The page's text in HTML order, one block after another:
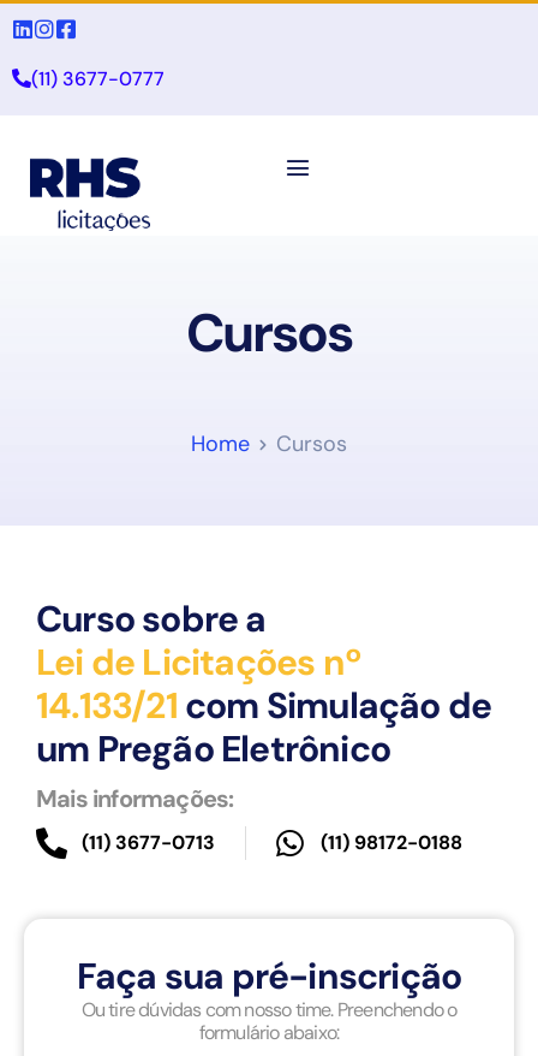
(11) 3677-0777
Cursos
Home Cursos
Curso sobre a
Lei de Licitações nº
14.133/21 com Simulação de
um Pregão Eletrônico
Mais informações:
(11) 3677-0713 (11) 98172-0188
Faça sua pré-inscrição
Ou tire dúvidas com nosso time. Preenchendo o
formulário abaixo: